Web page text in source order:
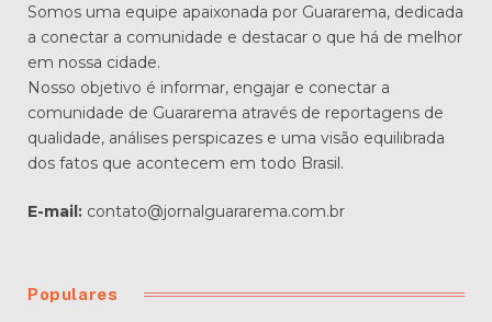
Somos uma equipe apaixonada por Guararema, dedicada
a conectar a comunidade e destacar o que há de melhor
em nossa cidade.
Nosso objetivo é informar, engajar e conectar a
comunidade de Guararema através de reportagens de
qualidade, análises perspicazes e uma visão equilibrada
dos fatos que acontecem em todo Brasil.
E-mail: contato@jornalguararema.com.br
Populares